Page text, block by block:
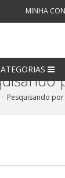
MINHA
Pesquisando por